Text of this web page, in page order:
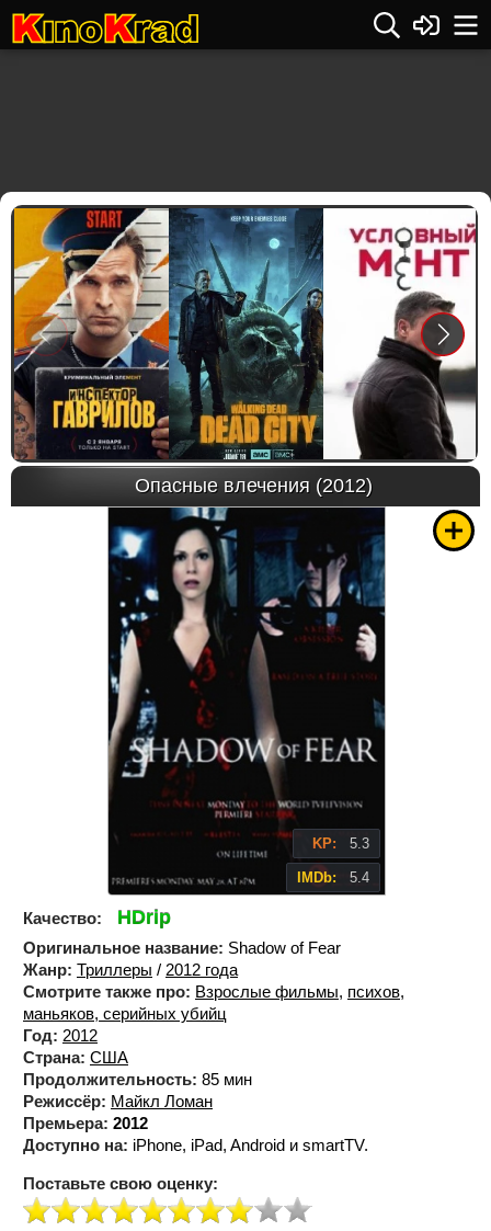
Опасные влечения (2012)
KP: 5.3
IMDb: 5.4
Качество: HDrip
Оригинальное название: Shadow of Fear
Жанр: Триллеры / 2012 года
Смотрите также про: Взрослые фильмы, психов,
маньяков, серийных убийц
Год: 2012
Страна: США
Продолжительность: 85 мин
Режиссёр: Майкл Ломан
Премьера: 2012
Доступно на: iPhone, iPad, Android и smartTV.
Поставьте свою оценку:
Previous Next